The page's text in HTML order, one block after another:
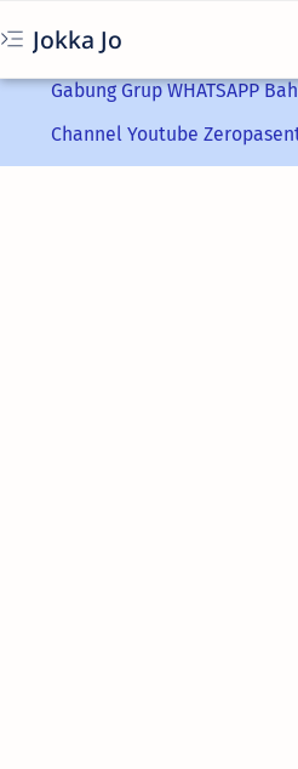
Jokka Jo
Gabung GrupWHATSAPP
Channel Youtube